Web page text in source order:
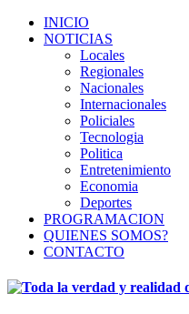
INICIO
NOTICIAS
Locales
Regionales
Nacionales
Internacionales
Policiales
Tecnologia
Politica
Entretenimiento
Economia
Deportes
PROGRAMACION
QUIENES SOMOS?
CONTACTO